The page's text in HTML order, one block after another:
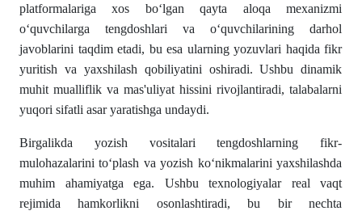
platformalariga xos boʻlgan qayta aloqa mexanizmi
oʻquvchilarga tengdoshlari va oʻquvchilarining darhol
javoblarini taqdim etadi, bu esa ularning yozuvlari haqida fikr
yuritish va yaxshilash qobiliyatini oshiradi. Ushbu dinamik
muhit mualliflik va mas'uliyat hissini rivojlantiradi, talabalarni
yuqori sifatli asar yaratishga undaydi.
Birgalikda yozish vositalari tengdoshlarning fikr-
mulohazalarini toʻplash va yozish koʻnikmalarini yaxshilashda
muhim ahamiyatga ega. Ushbu texnologiyalar real vaqt
rejimida hamkorlikni osonlashtiradi, bu bir nechta